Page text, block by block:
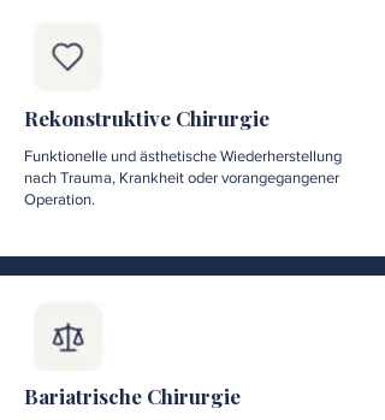
Rekonstruktive Chirurgie
Funktionelle und ästhetische Wiederherstellung
nach Trauma, Krankheit oder vorangegangener
Operation.
Bariatrische Chirurgie